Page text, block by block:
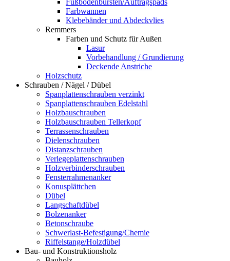
Fußbodenbürsten/Auftragspads
Farbwannen
Klebebänder und Abdeckvlies
Remmers
Farben und Schutz für Außen
Lasur
Vorbehandlung / Grundierung
Deckende Anstriche
Holzschutz
Schrauben / Nägel / Dübel
Spanplattenschrauben verzinkt
Spanplattenschrauben Edelstahl
Holzbauschrauben
Holzbauschrauben Tellerkopf
Terrassenschrauben
Dielenschrauben
Distanzschrauben
Verlegeplattenschrauben
Holzverbinderschrauben
Fensterrahmenanker
Konusplättchen
Dübel
Langschaftdübel
Bolzenanker
Betonschraube
Schwerlast-Befestigung/Chemie
Riffelstange/Holzdübel
Bau- und Konstruktionsholz